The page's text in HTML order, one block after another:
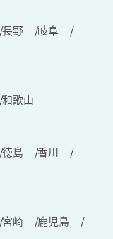
長野
岐阜
和歌山
徳島
香川
宮崎
鹿児島